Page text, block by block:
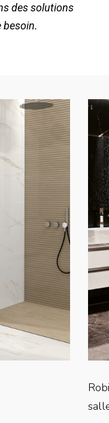
des solutions
besoin.